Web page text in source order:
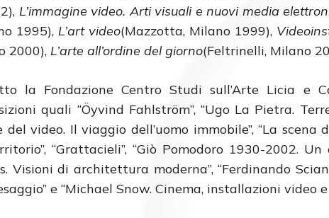
L’immagine video. Arti visuali e nuovi media
1995), L’art video(Mazzotta, Milano 1999),
2000), L’arte all’ordine del giorno(Feltrinelli, Milano
la Fondazione Centro Studi sull’Arte Licia e
quali “Öyvind Fahlström”, “Ugo La Pietra.
del video. Il viaggio dell’uomo immobile”, “La scena
“Grattacieli”, “Giò Pomodoro 1930-2002.
Visioni di architettura moderna”, “Ferdinando
e “Michael Snow. Cinema, installazioni video